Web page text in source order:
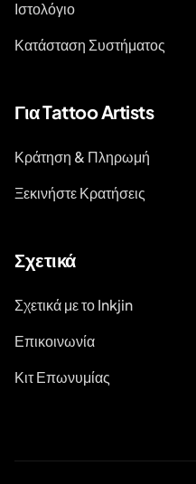
Ιστολόγιο
Κατάσταση Συστήματος
Για Tattoo Artists
Κράτηση & Πληρωμή
Ξεκινήστε Κρατήσεις
Σχετικά
Σχετικά με το Inkjin
Επικοινωνία
Κιτ Επωνυμίας